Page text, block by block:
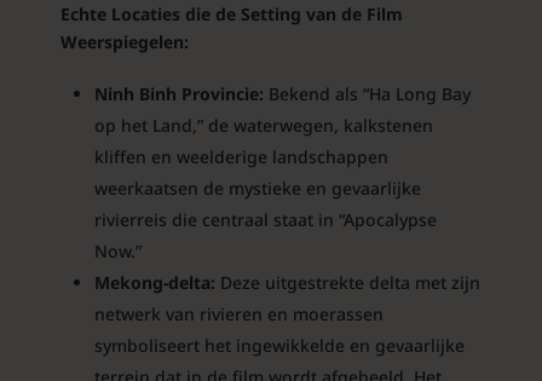
Echte Locaties die de Setting van de Film
Weerspiegelen:
Ninh Binh Provincie: Bekend als “Ha Long Bay
op het Land,” de waterwegen, kalkstenen
kliffen en weelderige landschappen
weerkaatsen de mystieke en gevaarlijke
rivierreis die centraal staat in “Apocalypse
Now.”
Mekong-delta: Deze uitgestrekte delta met zijn
netwerk van rivieren en moerassen
symboliseert het ingewikkelde en gevaarlijke